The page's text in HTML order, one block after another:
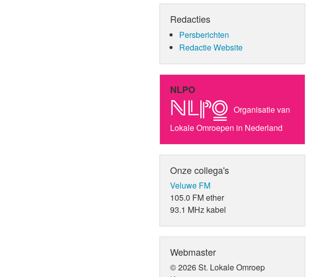
Redacties
Persberichten
Redactie Website
NLPO
Organisatie van
Lokale Omroepen in Nederland
Onze collega's
Veluwe FM
105.0 FM ether
93.1 MHz kabel
Webmaster
© 2026 St. Lokale Omroep